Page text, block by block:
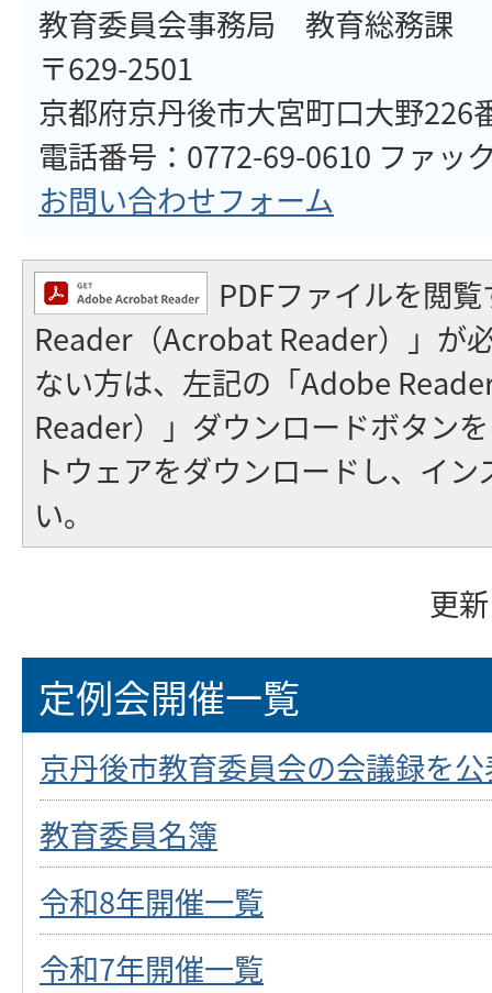
教育委員会事務局 教育総務課
〒629-2501
京都府京丹後市大宮町口大野226
電話番号：0772-69-0610 ファッ
お問い合わせフォーム
PDFファイルを閲
Reader（Acrobat Reader）」が
ない方は、左記の「Adobe
Reader）」ダウンロードボタン
トウェアをダウンロードし、イ
い。
更
定例会開催一覧
京丹後市教育委員会の会議録を
教育委員名簿
令和8年開催一覧
令和7年開催一覧